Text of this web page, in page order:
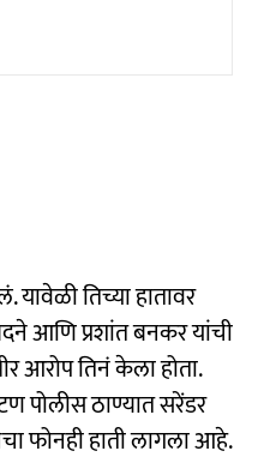
तिच्या हातावर
आणि प्रशांत बनकर यांची
आरोप तिनं केला होता.
पोलीस ठाण्यात सरेंडर
फोनही हाती लागला आहे.